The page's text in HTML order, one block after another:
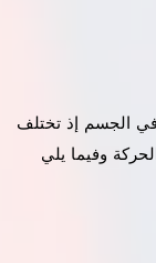
في الجسم إذ تختلف
وفيما يلي